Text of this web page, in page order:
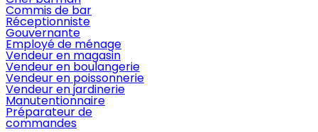
Commis de bar
Réceptionniste
Gouvernante
Employé de ménage
Vendeur en magasin
Vendeur en boulangerie
Vendeur en poissonnerie
Vendeur en jardinerie
Manutentionnaire
Préparateur de
commandes